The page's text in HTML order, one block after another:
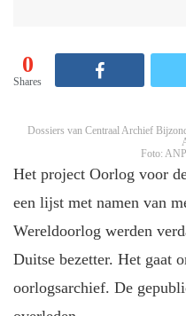
0
Shares
Dossiers van Centraal Archief
Foto:
Het project Oorlog voor
een lijst met namen van
Wereldoorlog werden
Duitse bezetter. Het gaat
oorlogsarchief. De